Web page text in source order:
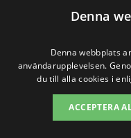
Sök efter
andra
Denna
Denna webbplats
användarupplevelsen.
du till alla cookies i
ACCEPTERA